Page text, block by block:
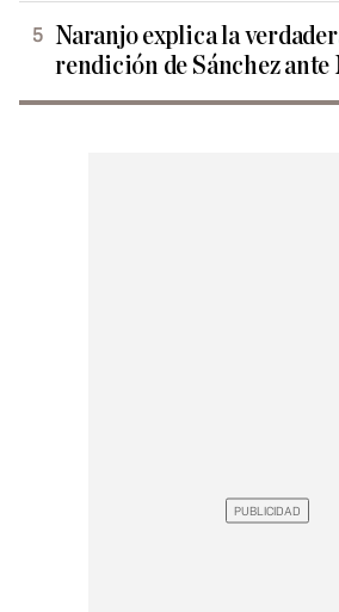
Naranjo explica la
rendición de Sánchez ante